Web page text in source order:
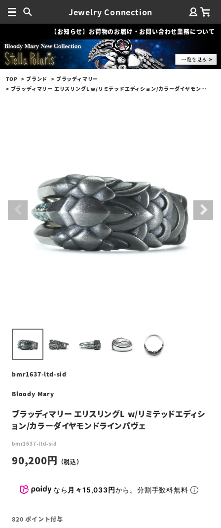
Jewelry Connection
【お知らせ】お荷物のお届け・お問い合わせ業務について
TOP ブランド
ブラッディマリー
ブラッディマリー エリスリングL w/リミテッドエディション/カラーダイヤモンドラインパヴェ
bmr1637-ltd-sid
Bloody Mary
ブラッディマリー エリスリングL w/リミテッドエディシ
ョン/カラーダイヤモンドラインパヴェ
bmr1637-ltd-sid
90,200
なら 月々15,033円から。分割手数料無料
820 ポイント付与